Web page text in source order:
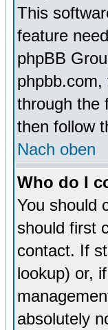
This
feature
phpBB
through the
then follow
Nach oben
Who do I
You should
should first
contact. If
lookup) or,
absolutely